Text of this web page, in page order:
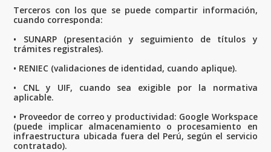
Terceros con los que se puede compartir información,
cuando corresponda:
• SUNARP (presentación y seguimiento de títulos y
trámites registrales).
• RENIEC (validaciones de identidad, cuando aplique).
• CNL y UIF, cuando sea exigible por la normativa
aplicable.
• Proveedor de correo y productividad: Google Workspace
(puede implicar almacenamiento o procesamiento en
infraestructura ubicada fuera del Perú, según el servicio
contratado).